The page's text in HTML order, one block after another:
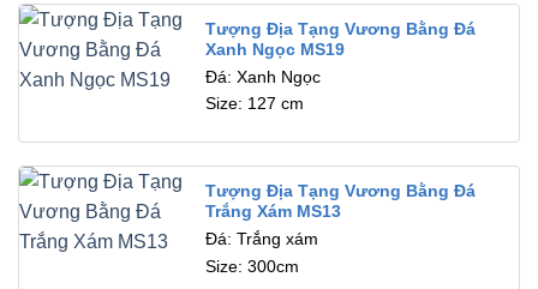
Tượng Địa Tạng Vương Bằng Đá
Xanh Ngọc MS19
Đá: Xanh Ngọc
Size: 127 cm
Tượng Địa Tạng Vương Bằng Đá
Trắng Xám MS13
Đá: Trắng xám
Size: 300cm